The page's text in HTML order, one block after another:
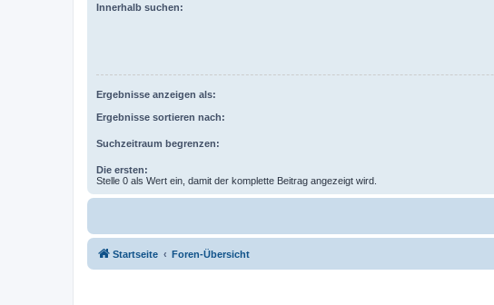
Innerhalb suchen:
Ergebnisse anzeigen als:
Ergebnisse sortieren nach:
Suchzeitraum begrenzen:
Die ersten:
Stelle 0 als Wert ein, damit der komplette Beitrag angezeigt wird.
Startseite Foren-Übersicht